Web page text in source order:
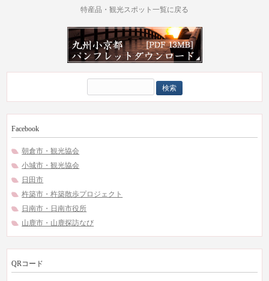
特産品・観光スポット一覧に戻る
索:
Facebook
朝倉市・観光協会
小城市・観光協会
日田市
杵築市・杵築散歩プロジェクト
日南市・日南市役所
山鹿市・山鹿探訪なび
QRコード